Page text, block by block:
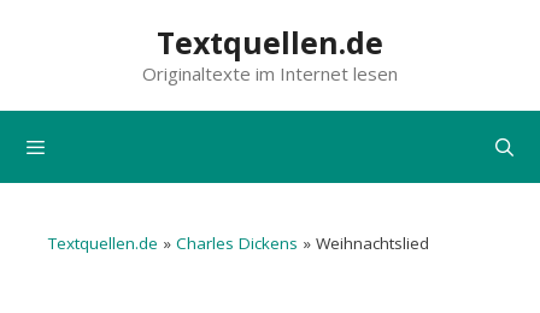
Textquellen.de
Originaltexte im Internet lesen
Textquellen.de » Charles Dickens » Weihnachtslied